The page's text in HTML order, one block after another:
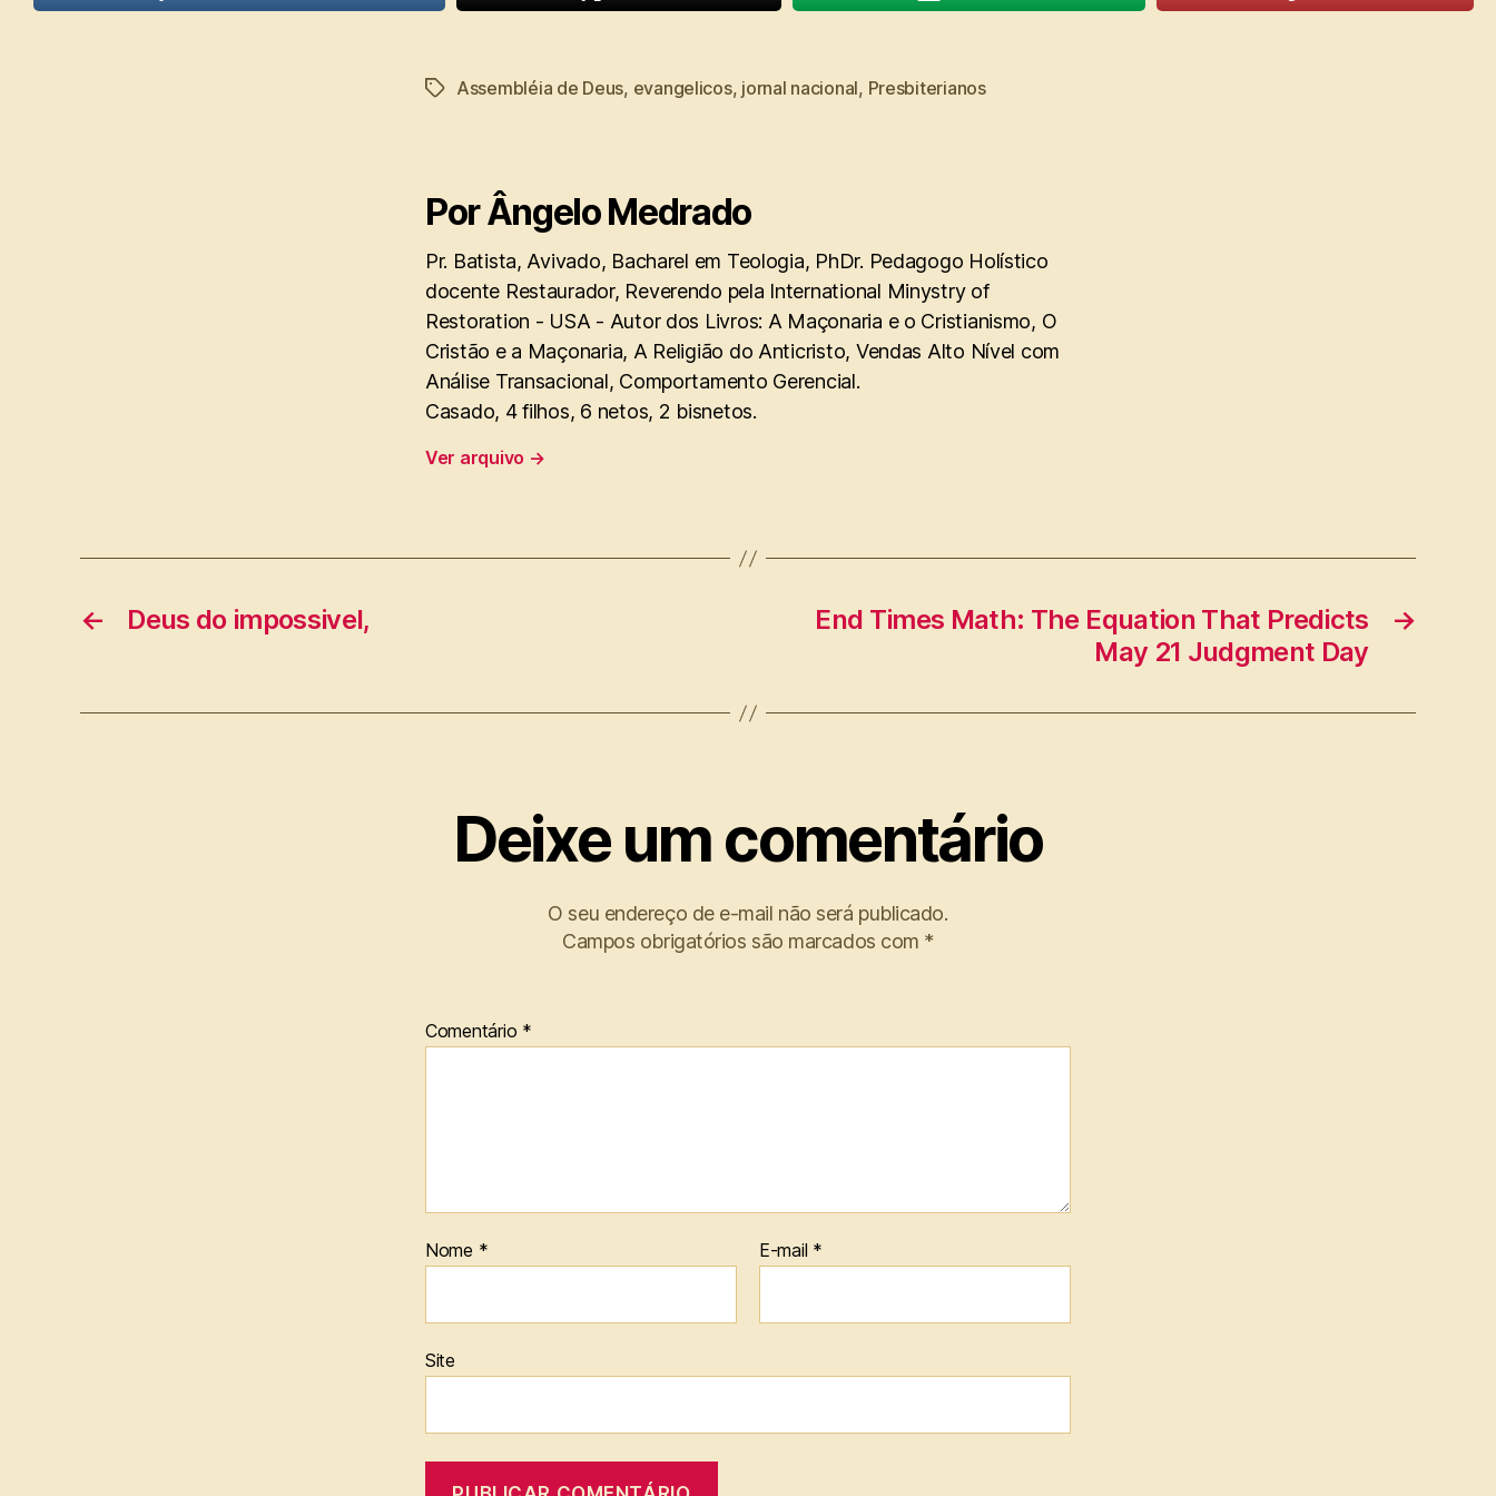
TagsAssembléia de Deus, evangelicos, jornal nacional, Presbiterianos
Por Ângelo Medrado
Pr. Batista, Avivado, Bacharel em Teologia, PhDr. Pedagogo Holístico
docente Restaurador, Reverendo pela International Minystry of
Restoration - USA - Autor dos Livros: A Maçonaria e o Cristianismo, O
Cristão e a Maçonaria, A Religião do Anticristo, Vendas Alto Nível com
Análise Transacional, Comportamento Gerencial.
Casado, 4 filhos, 6 netos, 2 bisnetos.
Ver arquivo →
← Deus do impossivel, →
End Times Math: The Equation That Predicts
May 21 Judgment Day
Deixe um comentário
O seu endereço de e-mail não será publicado.
Campos obrigatórios são marcados com *
Comentário *
Nome * E-mail *
Site